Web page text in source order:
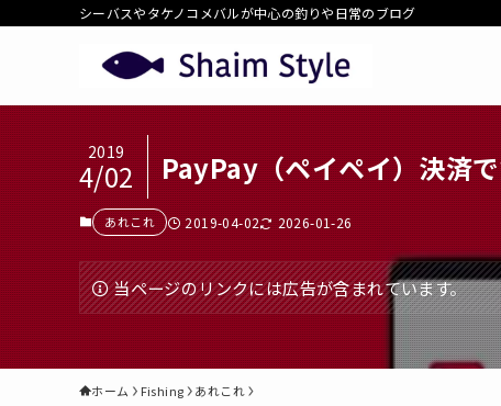
シーバスやタケノコメバルが中心の釣りや日常のブログ
PayPay（ペイペイ）決済
2019
4/02
あれこれ 2019-04-02 2026-01-26
当ページのリンクには広告が含まれています。
ホーム Fishing あれこれ